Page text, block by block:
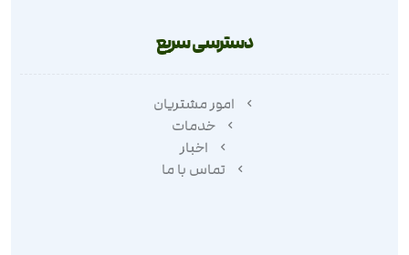
دسترسی سریع
امور مشتریان
خدمات
اخبار
تماس با ما